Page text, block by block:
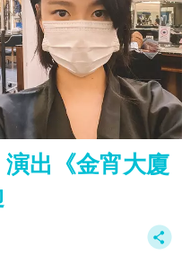
出《金宵大廈